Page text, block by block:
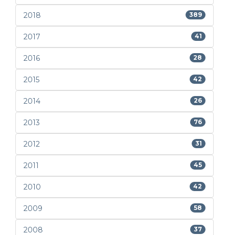
2018 389
2017 41
2016 28
2015 42
2014 26
2013 76
2012 31
2011 45
2010 42
2009 58
2008 37